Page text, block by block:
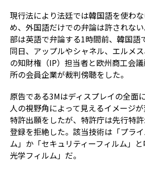
現行法により法廷では韓国語を使わ
め、外国語だけでの弁論は許されな
部は英語で弁論する1時間前、韓国語
同日、アップルやシャネル、エルメ
の知財権（IP）担当者と欧州商工会
所の会員企業が裁判傍聴をした。
原告である3Mはディスプレイの全面
人の視野角によって見えるイメージ
特許出願をしたが、特許庁は先行特
登録を拒絶した。該当技術は「プラ
ム」か「セキュリティーフィルム」
光学フィルム」だ。